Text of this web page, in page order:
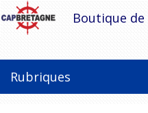
Aller
au
contenu
Boutique
Rubriques